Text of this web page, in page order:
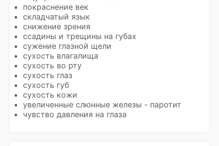
покраснение век
складчатый язык
снижение зрения
ссадины и трещины на губах
сужение глазной щели
сухость влагалища
сухость во рту
сухость глаз
сухость губ
сухость кожи
увеличенные слюнные железы - паротит
чувство давления на глаза